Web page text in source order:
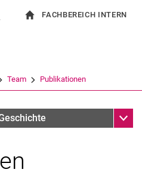
Springe direkt zu: Inhalt
Springe direkt zu: Suche
Springe direkt zu:
(öffnet externen Link in einem
FACHBEREICH INTERN
Team Publikationen